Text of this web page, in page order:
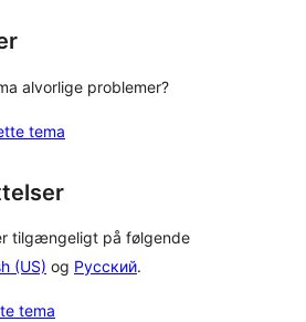
alvorlige problemer?
tema
tilgængeligt på følgende
(US) og Русский.
tema